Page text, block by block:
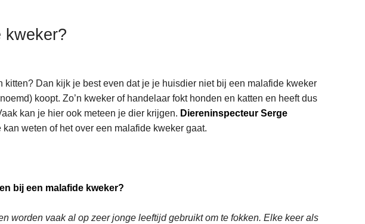
kweker?
Dan kijk je best even dat je je huisdier niet bij een malafide kweker
koopt. Zo’n kweker of handelaar fokt honden en katten en heeft dus
kan je hier ook meteen je dier krijgen. Diereninspecteur Serge
weten of het over een malafide kweker gaat.
bij een malafide kweker?
worden vaak al op zeer jonge leeftijd gebruikt om te fokken. Elke keer als